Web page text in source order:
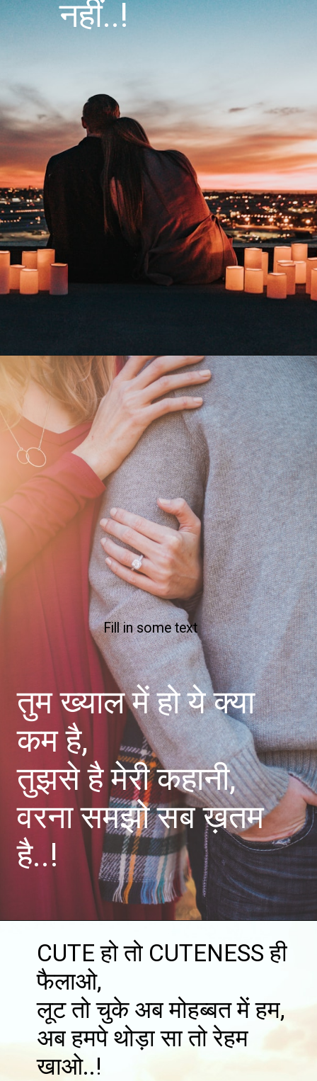
नहीं..!
Fill in some text
तुम ख्याल में हो ये क्या
कम है,
तुझसे है मेरी कहानी,
वरना समझो सब ख़तम
है..!
CUTE हो तो CUTENESS ही
फैलाओ,
लूट तो चुके अब मोहब्बत में हम,
अब हमपे थोड़ा सा तो रेहम
खाओ..!